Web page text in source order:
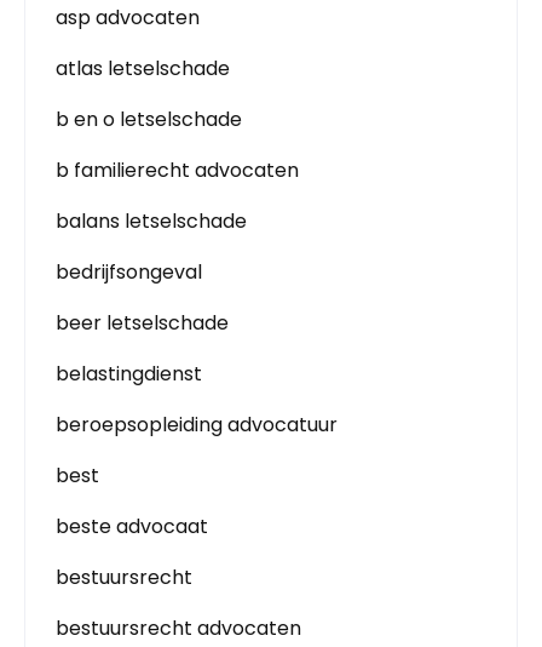
asp advocaten
atlas letselschade
b en o letselschade
b familierecht advocaten
balans letselschade
bedrijfsongeval
beer letselschade
belastingdienst
beroepsopleiding advocatuur
best
beste advocaat
bestuursrecht
bestuursrecht advocaten